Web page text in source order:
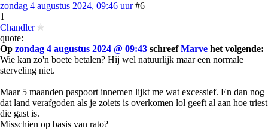
zondag 4 augustus 2024, 09:46 uur #6
1
Chandler
quote:
Op zondag 4 augustus 2024 @ 09:43 schreefMarve het volgende:
Wie kan zo'n boete betalen? Hij wel natuurlijk maar een normale
sterveling niet.
Maar 5 maanden paspoort innemen lijkt me wat excessief. En dan nog
dat land verafgoden als je zoiets is overkomen lol geeft al aan hoe triest
die gast is.
Misschien op basis van rato?